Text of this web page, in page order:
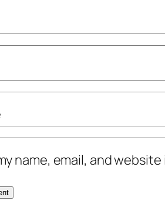
name, email, and